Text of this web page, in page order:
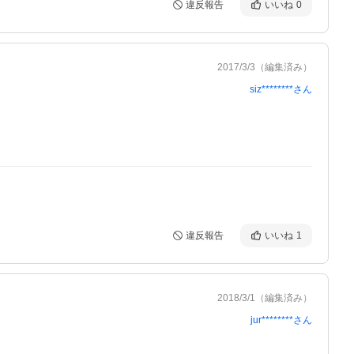
違反報告 いいね 0
2017/3/3 （編集済み）
siz********さん
違反報告 いいね 1
2018/3/1 （編集済み）
jur********さん